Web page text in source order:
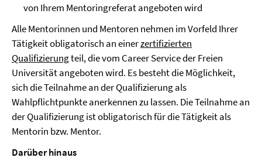
von Ihrem Mentoringreferat angeboten wird
Alle Mentorinnen und Mentoren nehmen im Vorfeld Ihrer
Tätigkeit obligatorisch an einerzertifizierten
Qualifizierungteil, die vom Career Service der Freien
Universität angeboten wird. Es besteht die Möglichkeit,
sich die Teilnahme an der Qualifizierung als
Wahlpflichtpunkte anerkennen zu lassen. Die Teilnahme an
der Qualifizierung ist obligatorisch für die Tätigkeit als
Mentorin bzw. Mentor.
Darüber hinaus